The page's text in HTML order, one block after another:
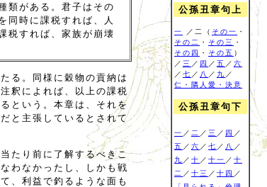
類がある。君子はその
同時に課税すれば、人
税すれば、家族が崩壊
る。同様に穀物の貢納は
釈によれば、以上の課税
という。本章は、それを
と主張しているとされて
たり前に了解するべきこ
わなかったし、しかも戦
、利益で釣るような面も
公孫丑章句上
一 ／二（ その一 ・
その二
・ その三
・
その四
・ その五 ）
／ 三 ／ 四 ／ 五 ／ 六
／ 七 ／ 八 ／ 九 ／
仁・隣人愛・決意
公孫丑章句下
一 ／ 二 ／ 三 ／ 四 ／
五 ／ 六 ／ 七 ／ 八 ／
九 ／ 十 ／ 十一 ／ 十
二 ／ 十三 ／ 十四 ／